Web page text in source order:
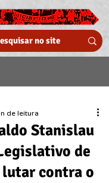
Stanislau
de
lutar contra o
de leitura